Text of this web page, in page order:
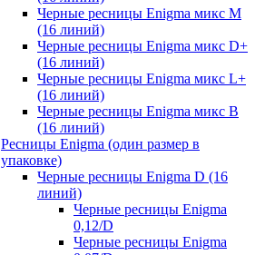
Черные ресницы Enigma микс M
(16 линий)
Черные ресницы Enigma микс D+
(16 линий)
Черные ресницы Enigma микс L+
(16 линий)
Черные ресницы Enigma микс В
(16 линий)
Ресницы Enigma (один размер в
упаковке)
Черные ресницы Enigma D (16
линий)
Черные ресницы Enigma
0,12/D
Черные ресницы Enigma